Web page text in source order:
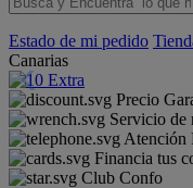
Estado de mi pedido
Canarias
Precio
Servicio de
Atención
Financia tus
Club Confo